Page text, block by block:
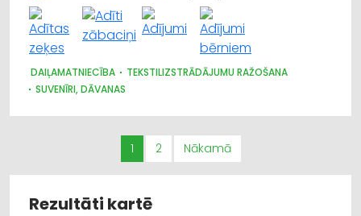
DAIĻAMATNIECĪBA
TEKSTILIZSTRĀDĀJUMU RAŽOŠANA
SUVENĪRI, DĀVANAS
1 2 Nākamā
Rezultāti kartē